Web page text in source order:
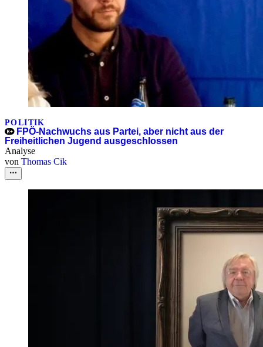
POLITIK
FPÖ-Nachwuchs aus Partei, aber nicht aus der
Freiheitlichen Jugend ausgeschlossen
Analyse
von Thomas Cik